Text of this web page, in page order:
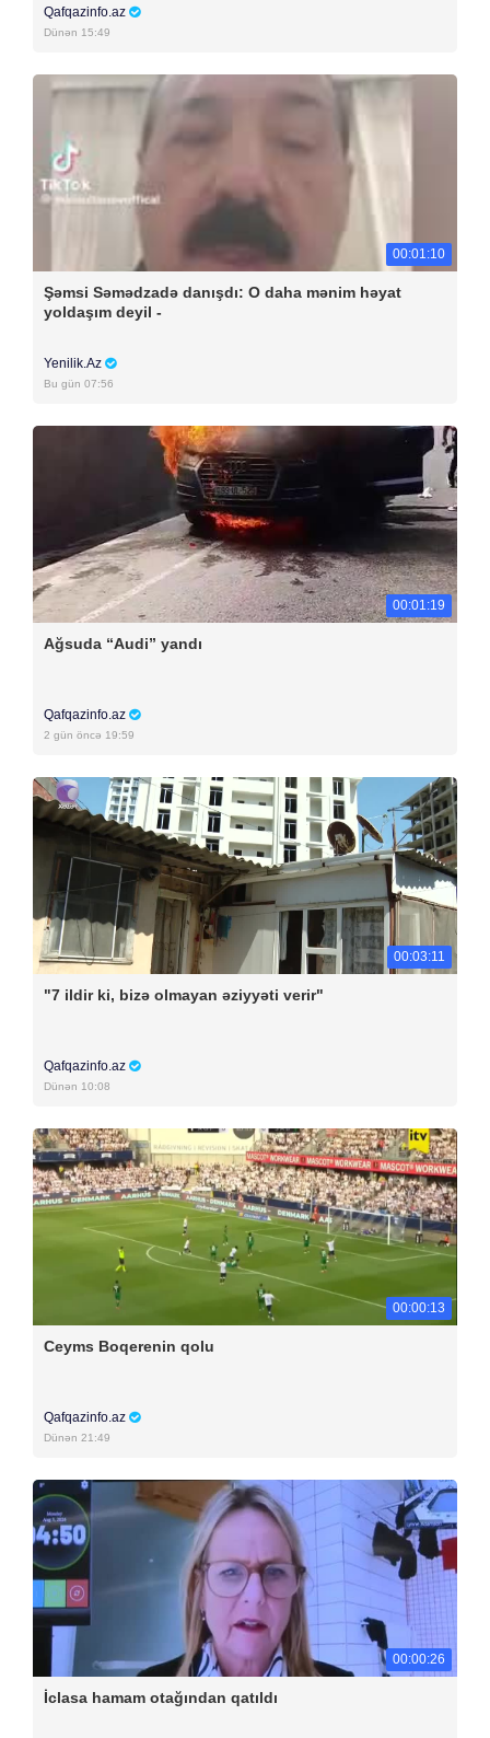
Qafqazinfo.az
Dünən 15:49
00:01:10
Şəmsi Səmədzadə danışdı: O daha mənim həyat
yoldaşım deyil -
Yenilik.Az
Bu gün 07:56
00:01:19
Ağsuda “Audi” yandı
Qafqazinfo.az
2 gün öncə 19:59
00:03:11
"7 ildir ki, bizə olmayan əziyyəti verir"
Qafqazinfo.az
Dünən 10:08
00:00:13
Ceyms Boqerenin qolu
Qafqazinfo.az
Dünən 21:49
00:00:26
İclasa hamam otağından qatıldı